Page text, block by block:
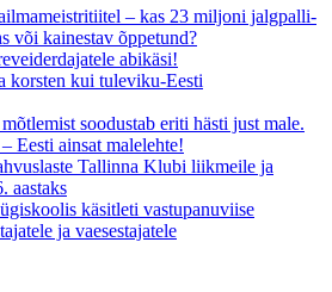
– kas 23 miljoni jalgpalli-
või kainestav õppetund?
abikäsi!
korsten kui tuleviku-Eesti
soodustab eriti hästi just male.
Eesti ainsat malelehte!
Tallinna Klubi liikmeile ja
aastaks
käsitleti vastupanuviise
ja vaesestajatele